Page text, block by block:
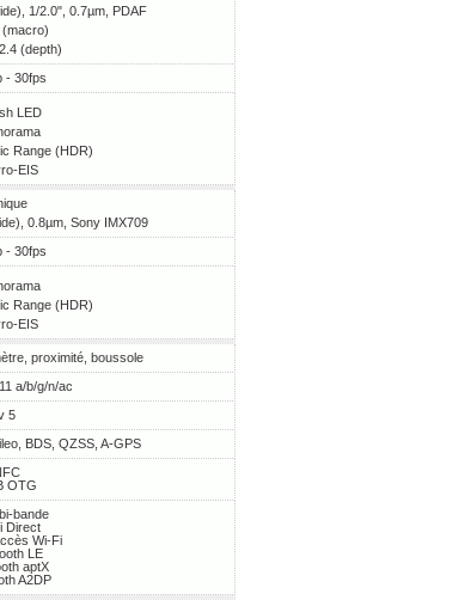
1/2.0", 0.7µm, PDAF
(macro)
(depth)
- 30fps
LED
Range (HDR)
EIS
0.8µm, Sony IMX709
- 30fps
Range (HDR)
EIS
proximité, boussole
a/b/g/n/ac
5
BDS, QZSS, A-GPS
OTG
bande
Direct
Wi-Fi
LE
aptX
A2DP